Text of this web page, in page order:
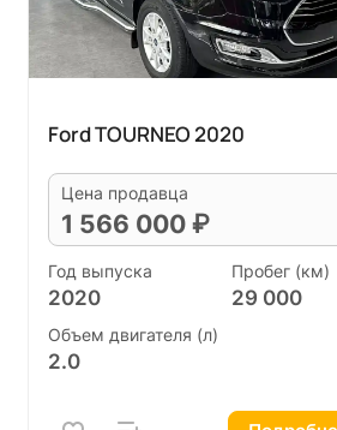
Ford TOURNEO 2020
Цена продавца
1 566 000 ₽
Год выпуска
2020
Пробег (км)
29 000
Объем двигателя (л)
2.0